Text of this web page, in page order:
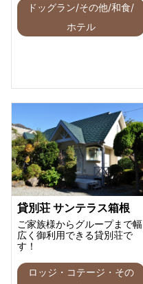
ドッグラン/その他/和食/
ホテル
貸別荘 サンテラス箱根
ご家族様からグループまで幅
広く御利用できる貸別荘で
す！
ロッジ・コテージ・その